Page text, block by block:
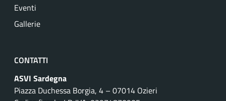
Eventi
Gallerie
CONTATTI
ASVI Sardegna
Piazza Duchessa Borgia, 4 – 07014 Ozieri